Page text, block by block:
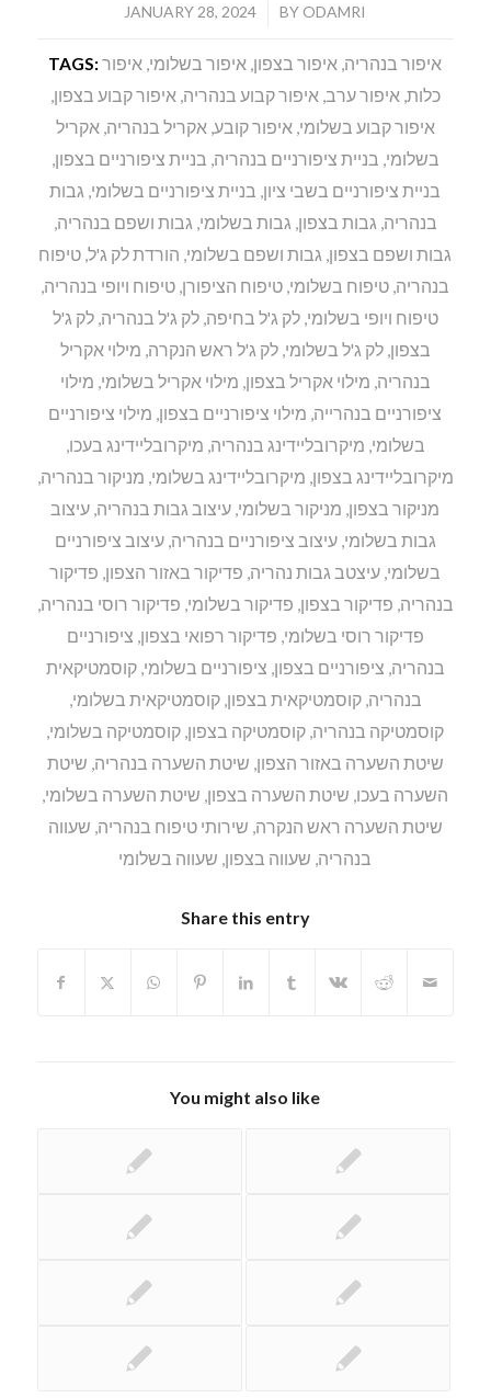
JANUARY 28, 2024
/ BY ODAMRI
TAGS: איפור בנהריה, איפור בצפון, איפור בשלומי, איפור
כלות,איפור ערב,איפור קבוע בנהריה,איפור קבוע בצפון,
איפור קבוע בשלומי,איפור קובע,אקריל בנהריה,אקריל
בשלומי, בניית ציפורניים בנהריה, בניית ציפורניים בצפון,
בניית ציפורניים בשבי ציון, בניית ציפורניים בשלומי, גבות
בנהריה, גבות בצפון, גבות בשלומי, גבות ושפם בנהריה,
גבות ושפם בצפון, גבות ושפם בשלומי, הורדת לק ג'ל, טיפוח
בנהריה, טיפוח בשלומי, טיפוח הציפורן, טיפוח ויופי בנהריה,
טיפוח ויופי בשלומי,לק ג'ל בחיפה,לק ג'ל בנהריה,לק ג'ל
בצפון,לק ג'ל בשלומי,לק ג'ל ראש הנקרה, מילוי אקריל
בנהריה, מילוי אקריל בצפון, מילוי אקריל בשלומי, מילוי
ציפורניים בנהרייה, מילוי ציפורניים בצפון, מילוי ציפורניים
בשלומי, מיקרובליידינג בנהריה, מיקרובליידינג בעכו,
מיקרובליידינג בצפון, מיקרובליידינג בשלומי, מניקור בנהריה,
מניקור בצפון, מניקור בשלומי, עיצוב גבות בנהריה, עיצוב
גבות בשלומי,עיצוב ציפורניים בנהריה,עיצוב ציפורניים
בשלומי, עיצטב גבות נהריה, פדיקור באזור הצפון, פדיקור
בנהריה, פדיקור בצפון, פדיקור בשלומי, פדיקור רוסי בנהריה,
פדיקור רוסי בשלומי, פדיקור רפואי בצפון, ציפורניים
בנהריה, ציפורניים בצפון, ציפורניים בשלומי,קוסמטיקאית
בנהריה,קוסמטיקאית בצפון,קוסמטיקאית בשלומי,
קוסמטיקה בנהריה, קוסמטיקה בצפון, קוסמטיקה בשלומי,
שיטת השערה באזור הצפון, שיטת השערה בנהריה, שיטת
השערה בעכו, שיטת השערה בצפון, שיטת השערה בשלומי,
שיטת השערה ראש הנקרה, שירותי טיפוח בנהריה, שעווה
בנהריה, שעווה בצפון, שעווה בשלומי
Share this entry
You might also like